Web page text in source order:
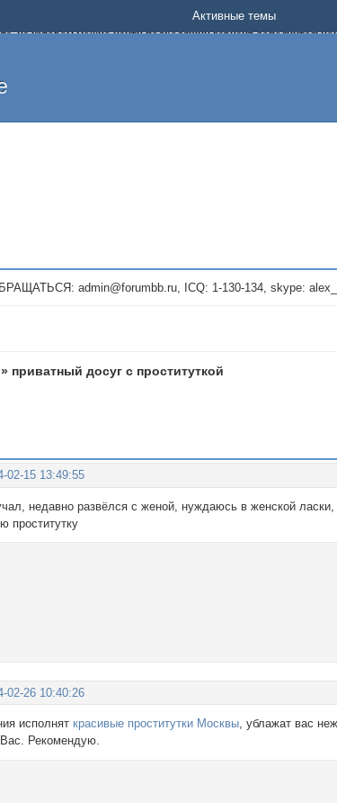
на котором можно найти подходящий вариант
или сайт не платит, то указывайте в теме что это
новые темы, размещайте объявления со своими
Активные темы
admin@forumbb.ru, ICQ: 1-130-134, skype:
» приватный досуг с проституткой
02-15 13:49:55
недавно развёлся с женой, нуждаюсь в женской
проститутку
02-26 10:40:26
исполнят красивые проститутки Москвы , ублажат вас
Рекомендую.